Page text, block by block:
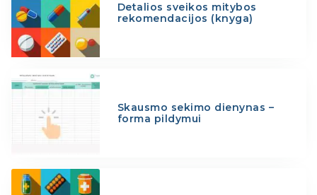
Detalios sveikos mitybos
rekomendacijos (knyga)
Skausmo sekimo dienynas –
forma pildymui